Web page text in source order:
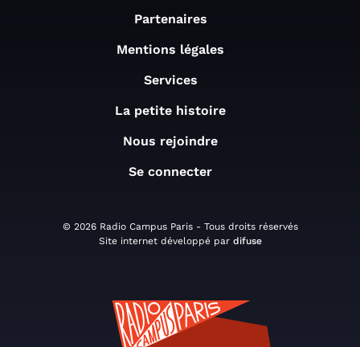
Partenaires
Mentions légales
Services
La petite histoire
Nous rejoindre
Se connecter
© 2026 Radio Campus Paris - Tous droits réservés
Site internet développé par difuse